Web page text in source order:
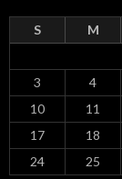
S M
3
4
10
11
17
18
24
25